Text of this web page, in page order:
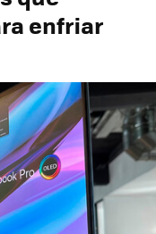
enfriar